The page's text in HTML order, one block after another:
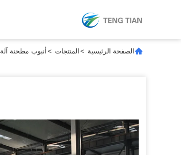
الصفحة الرئيسية >المنتجات >أنبوب مطحنة آلة